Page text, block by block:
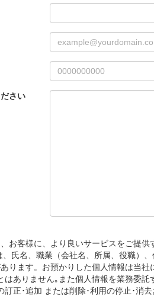
さい
お客様に、より良いサービスをご提
氏名、職業（会社名、所属、役職）
ります。お預かりした個人情報は当
はありません｡また個人情報を業務委
訂正･追加 または削除･利用の停止･消